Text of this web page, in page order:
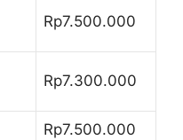
Rp7.500.000
Rp7.300.000
Rp7.500.000